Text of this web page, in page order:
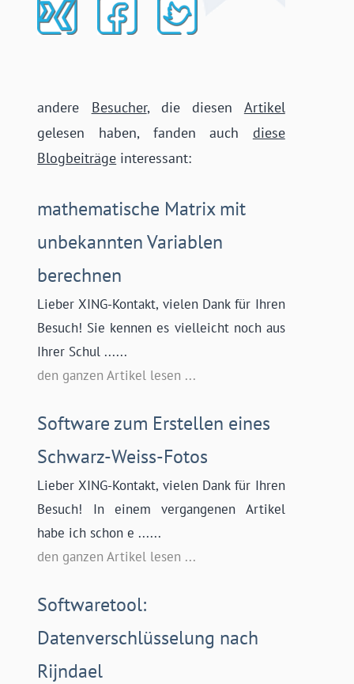
andere Besucher, die diesen Artikel
gelesen haben, fanden auch diese
Blogbeiträge interessant:
mathematische Matrix mit
unbekannten Variablen
berechnen
Lieber XING-Kontakt, vielen Dank für Ihren
Besuch! Sie kennen es vielleicht noch aus
Ihrer Schul ......
den ganzen Artikel lesen ...
Software zum Erstellen eines
Schwarz-Weiss-Fotos
Lieber XING-Kontakt, vielen Dank für Ihren
Besuch! In einem vergangenen Artikel
habe ich schon e ......
den ganzen Artikel lesen ...
Softwaretool:
Datenverschlüsselung nach
Rijndael